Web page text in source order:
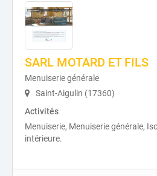
SARL MOTARD ET FILS
Menuiserie générale
Saint-Aigulin (17360)
Activités
Menuiserie, Menuiserie générale,
intérieure.